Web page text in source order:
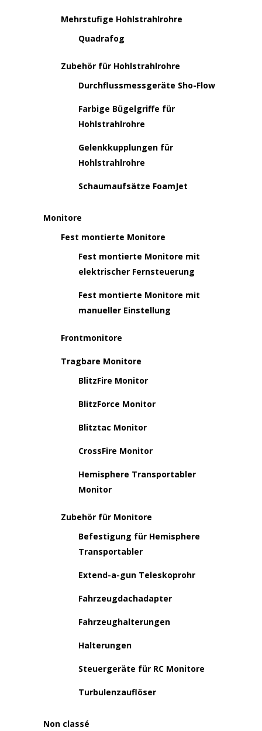
Mehrstufige Hohlstrahlrohre
Quadrafog
Zubehör für Hohlstrahlrohre
Durchflussmessgeräte Sho-Flow
Farbige Bügelgriffe für
Hohlstrahlrohre
Gelenkkupplungen für
Hohlstrahlrohre
Schaumaufsätze FoamJet
Monitore
Fest montierte Monitore
Fest montierte Monitore mit
elektrischer Fernsteuerung
Fest montierte Monitore mit
manueller Einstellung
Frontmonitore
Tragbare Monitore
BlitzFire Monitor
BlitzForce Monitor
Blitztac Monitor
CrossFire Monitor
Hemisphere Transportabler
Monitor
Zubehör für Monitore
Befestigung für Hemisphere
Transportabler
Extend-a-gun Teleskoprohr
Fahrzeugdachadapter
Fahrzeughalterungen
Halterungen
Steuergeräte für RC Monitore
Turbulenzauflöser
Non classé